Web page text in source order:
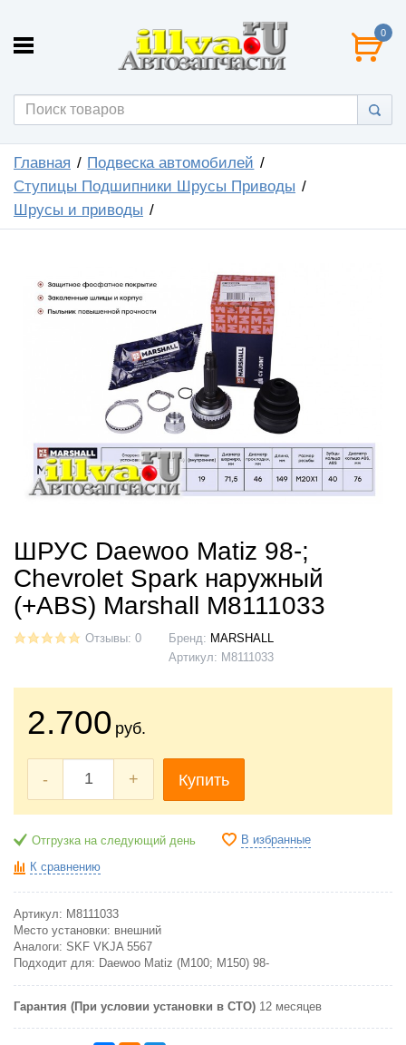
0
Главная
Подвеска автомобилей
Ступицы Подшипники Шрусы Приводы
Шрусы и приводы
ШРУС Daewoo Matiz 98-;
Chevrolet Spark наружный
(+ABS) Marshall M8111033
Отзывы: 0 Бренд: MARSHALL
Артикул: M8111033
2.700 руб.
- + Купить
Отгрузка на следующий день В избранные
К сравнению
Артикул: M8111033
Место установки: внешний
Аналоги: SKF VKJA 5567
Подходит для: Daewoo Matiz (M100; M150) 98-
Гарантия (При условии установки в СТО) 12 месяцев